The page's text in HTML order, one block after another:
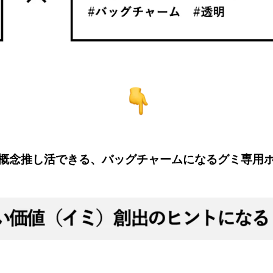
念推し活できる、バッグチャームになるグミ専用